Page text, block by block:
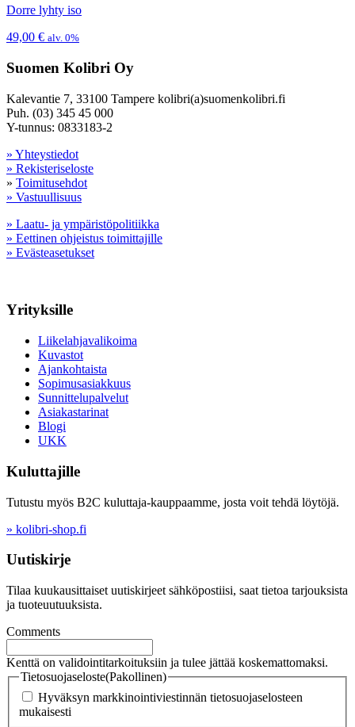
Dorre lyhty iso
49,00 € alv. 0%
Suomen Kolibri Oy
Kalevantie 7, 33100 Tampere kolibri(a)suomenkolibri.fi
Puh. (03) 345 45 000
Y-tunnus: 0833183-2
» Yhteystiedot
» Rekisteriseloste
» Toimitusehdot
» Vastuullisuus
» Laatu- ja ympäristöpolitiikka
» Eettinen ohjeistus toimittajille
» Evästeasetukset
Yrityksille
Liikelahjavalikoima
Kuvastot
Ajankohtaista
Sopimusasiakkuus
Sunnittelupalvelut
Asiakastarinat
Blogi
UKK
Kuluttajille
Tutustu myös B2C kuluttaja-kauppaamme, josta voit tehdä löytöjä.
» kolibri-shop.fi
Uutiskirje
Tilaa kuukausittaiset uutiskirjeet sähköpostiisi, saat tietoa tarjouksista
ja tuoteuutuuksista.
Comments
Kenttä on validointitarkoituksiin ja tulee jättää koskemattomaksi.
Tietosuojaseloste(Pakollinen)
Hyväksyn markkinointiviestinnän tietosuojaselosteen
mukaisesti